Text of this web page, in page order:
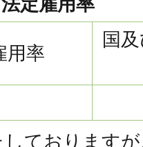
用率
国
ております